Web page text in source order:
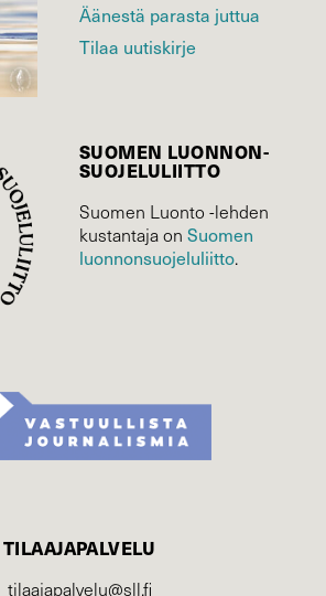
Äänestä parasta juttua
Tilaa uutiskirje
SUOMEN LUONNON­
SUOJELU­LIITTO
Suomen Luonto -lehden
kustantaja on Suomen
luonnonsuojelu­liitto.
TILAAJAPALVELU
tilaajapalvelu@sll.fi